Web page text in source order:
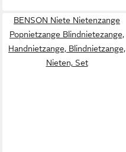
BENSON Niete Nietenzange
Popnietzange Blindnietezange,
Handnietzange, Blindnietzange,
Nieten, Set